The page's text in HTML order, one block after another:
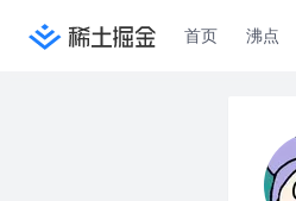
首页 沸点